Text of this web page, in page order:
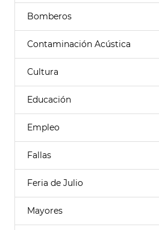
Bomberos
Contaminación Acústica
Cultura
Educación
Empleo
Fallas
Feria de Julio
Mayores